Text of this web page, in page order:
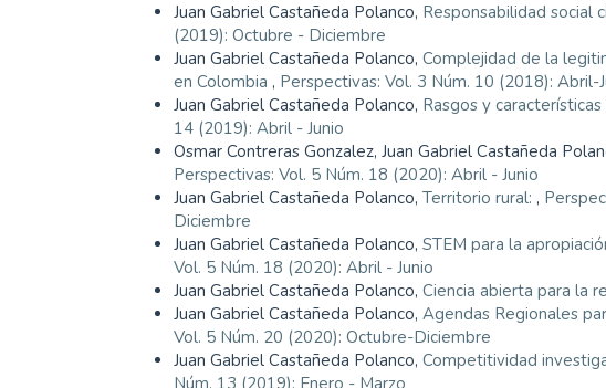
Juan Gabriel Castañeda Polanco, Responsabilidad social
(2019): Octubre - Diciembre
Juan Gabriel Castañeda Polanco, Complejidad de la
en Colombia , Perspectivas: Vol. 3 Núm. 10 (2018): Abril-
Juan Gabriel Castañeda Polanco, Rasgos y
14 (2019): Abril - Junio
Osmar Contreras Gonzalez, Juan Gabriel Castañeda
Perspectivas: Vol. 5 Núm. 18 (2020): Abril - Junio
Juan Gabriel Castañeda Polanco, Territorio rural: ,
Diciembre
Juan Gabriel Castañeda Polanco, STEM para la
Vol. 5 Núm. 18 (2020): Abril - Junio
Juan Gabriel Castañeda Polanco, Ciencia abierta para la
Juan Gabriel Castañeda Polanco, Agendas Regionales
Vol. 5 Núm. 20 (2020): Octubre-Diciembre
Juan Gabriel Castañeda Polanco, Competitividad